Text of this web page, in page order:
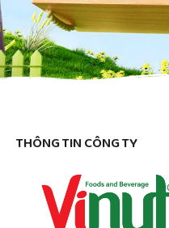
THÔNG TIN CÔNG TY